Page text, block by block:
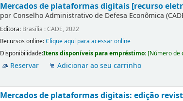
Mercados de plataformas digitais [recurso
por Conselho Administrativo de Defesa Econômica
Editora: Brasília : CADE, 2022
Recursos online:Clique aqui para acessar online
Disponibilidade:Itens disponíveis para empréstimo: [Número de
Reservar Adicionar ao seu carrinho
Mercados de plataformas digitais: edição